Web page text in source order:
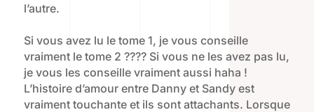
l’autre.
Si vous avez lu le tome 1, je vous conseille
vraiment le tome 2 ???? Si vous ne les avez pas lu,
je vous les conseille vraiment aussi haha !
L’histoire d’amour entre Danny et Sandy est
vraiment touchante et ils sont attachants. Lorsque